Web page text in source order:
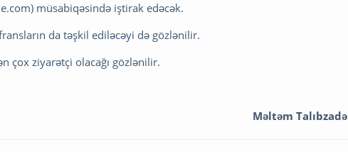
müsabiqəsində iştirak edəcək.
da təşkil ediləcəyi də gözlənilir.
çox ziyarətçi olacağı gözlənilir.
Məltəm Talıbzadə